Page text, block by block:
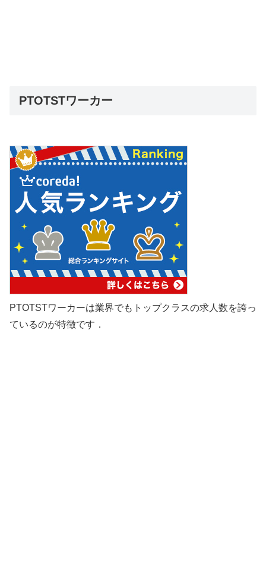
PTOTSTワーカー
PTOTSTワーカーは業界でもトップクラスの求人数を誇っ
ているのが特徴です．